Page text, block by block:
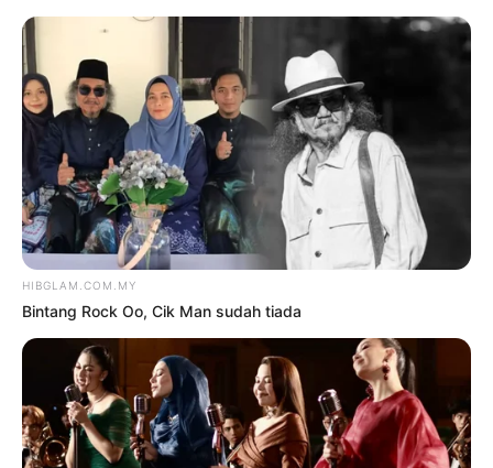
TAG:HELLO GAYOUNG
Daebak Hiburan
HELLO GAYOUNG BEBAS
KANSER DARAH TAHAP 4
18 Mac 2024